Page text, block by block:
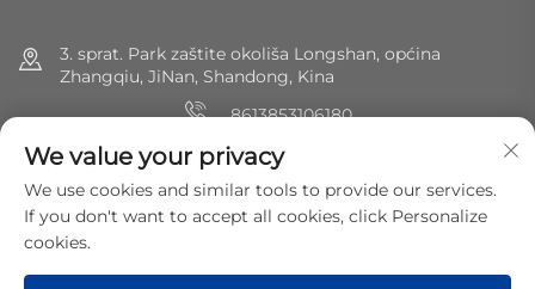
3. sprat. Park zaštite okoliša Longshan, općina
Zhangqiu, JiNan, Shandong, Kina
8613853106180
+86 (0) 531 8891 0288
[email protected]
Autorska prava © 2025 MirShine Environmental Protection
We value your privacy
We use cookies and similar tools to provide our services.
If you don't want to accept all cookies, click Personalize
cookies.